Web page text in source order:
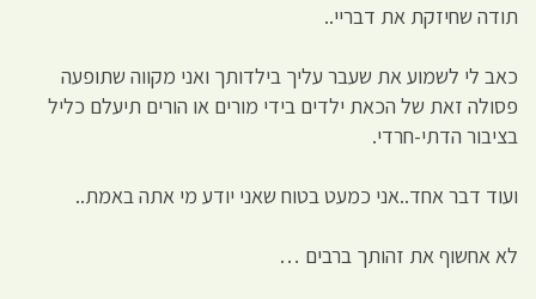
תודה שחיזקת את דבריי..
כאב לי לשמוע את שעבר עליך בילדותך ואני מקווה שתופעה
פסולה זאת של הכאת ילדים בידי מורים או הורים תיעלם כליל
בציבור הדתי-חרדי.
ועוד דבר אחד..אני כמעט בטוח שאני יודע מי אתה באמת..
לא אחשוף את זהותך ברבים …